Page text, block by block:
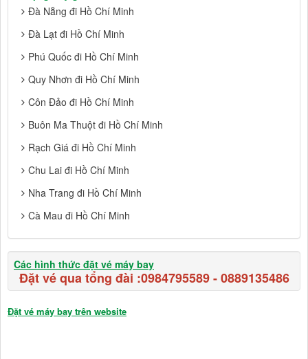
Đà Nẵng đi Hồ Chí Minh
Đà Lạt đi Hồ Chí Minh
Phú Quốc đi Hồ Chí Minh
Quy Nhơn đi Hồ Chí Minh
Côn Đảo đi Hồ Chí Minh
Buôn Ma Thuột đi Hồ Chí Minh
Rạch Giá đi Hồ Chí Minh
Chu Lai đi Hồ Chí Minh
Nha Trang đi Hồ Chí Minh
Cà Mau đi Hồ Chí Minh
Các hình thức đặt vé máy bay
Đặt vé qua tổng đài :0984795589-0889135486
Đặt vé máy bay trên website